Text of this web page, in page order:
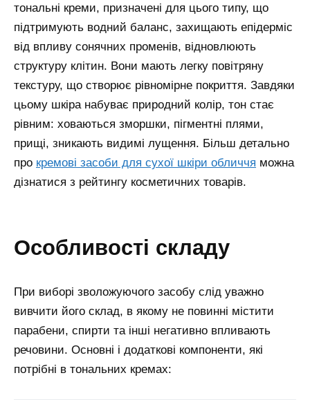
тональні креми, призначені для цього типу, що
підтримують водний баланс, захищають епідерміс
від впливу сонячних променів, відновлюють
структуру клітин. Вони мають легку повітряну
текстуру, що створює рівномірне покриття. Завдяки
цьому шкіра набуває природний колір, тон стає
рівним: ховаються зморшки, пігментні плями,
прищі, зникають видимі лущення. Більш детально
про кремові засоби для сухої шкіри обличчя можна
дізнатися з рейтингу косметичних товарів.
особливості складу
При виборі зволожуючого засобу слід уважно
вивчити його склад, в якому не повинні містити
парабени, спирти та інші негативно впливають
речовини. Основні і додаткові компоненти, які
потрібні в тональних кремах: